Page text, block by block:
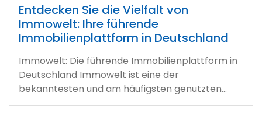
Entdecken Sie die Vielfalt von
Immowelt: Ihre führende
Immobilienplattform in Deutschland
Immowelt: Die führende Immobilienplattform in
Deutschland Immowelt ist eine der
bekanntesten und am häufigsten genutzten…